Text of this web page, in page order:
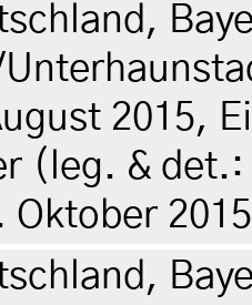
2015,
(leg. &
Oktober